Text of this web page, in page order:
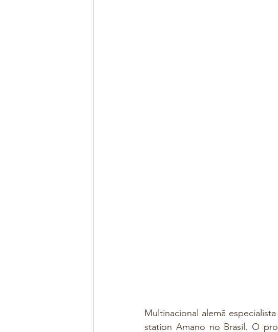
Multinacional alemã
station Amano no Brasil. O